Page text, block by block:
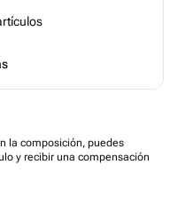
la composición, puedes
y recibir una compensación